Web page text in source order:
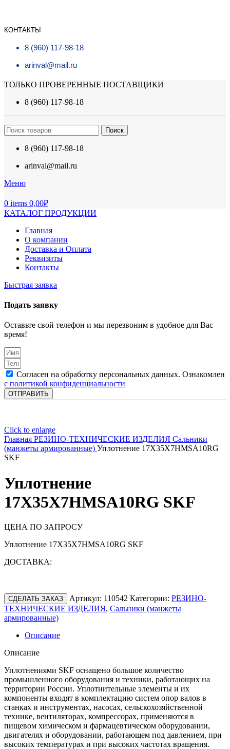
КОНТАКТЫ
8 (960) 117-98-18
arinval@mail.ru
ТОЛЬКО ПРОВЕРЕННЫЕ ПОСТАВЩИКИ
8 (960) 117-98-18
Поиск
8 (960) 117-98-18
arinval@mail.ru
Меню
0 items 0,00₽
КАТАЛОГ ПРОДУКЦИИ
Главная
О компании
Доставка и Оплата
Реквизиты
Контакты
Быстрая заявка
Подать заявку
Оставьте свой телефон и мы перезвоним в удобное для Вас
время!
Согласен на обработку персональных данных. Ознакомлен
с политикой конфиденциальности
ОТПРАВИТЬ
Click to enlarge
Главная РЕЗИНО-ТЕХНИЧЕСКИЕ ИЗДЕЛИЯ Сальники
(манжеты армированные) Уплотнение 17X35X7HMSA10RG
SKF
Уплотнение
17X35X7HMSA10RG SKF
ЦЕНА ПО ЗАПРОСУ
Уплотнение 17X35X7HMSA10RG SKF
ДОСТАВКА:
СДЕЛАТЬ ЗАКАЗ Артикул: 110542 Категории: РЕЗИНО-
ТЕХНИЧЕСКИЕ ИЗДЕЛИЯ, Сальники (манжеты
армированные)
Описание
Описание
Уплотнениями SKF оснащено большое количество
промышленного оборудования и техники, работающих на
территории России. Уплотнительные элементы и их
компоненты входят в комплектацию систем опор валов в
станках и инструментах, насосах, сельскохозяйственной
технике, вентиляторах, компрессорах, применяются в
пищевом химическом и фармацевтическом оборудовании,
двигателях и оборудовании, работающем под давлением, при
высоких температурах и при высоких частотах вращения.